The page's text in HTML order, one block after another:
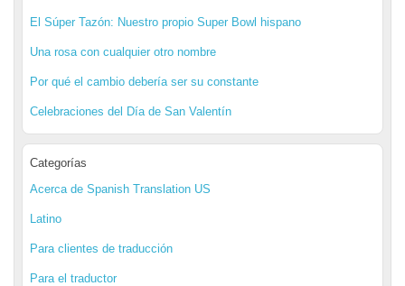
El Súper Tazón: Nuestro propio Super Bowl hispano
Una rosa con cualquier otro nombre
Por qué el cambio debería ser su constante
Celebraciones del Día de San Valentín
Categorías
Acerca de Spanish Translation US
Latino
Para clientes de traducción
Para el traductor